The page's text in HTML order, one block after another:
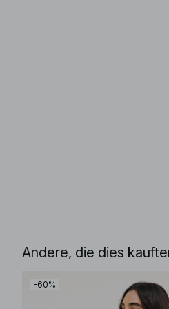
Andere, die dies
-60%